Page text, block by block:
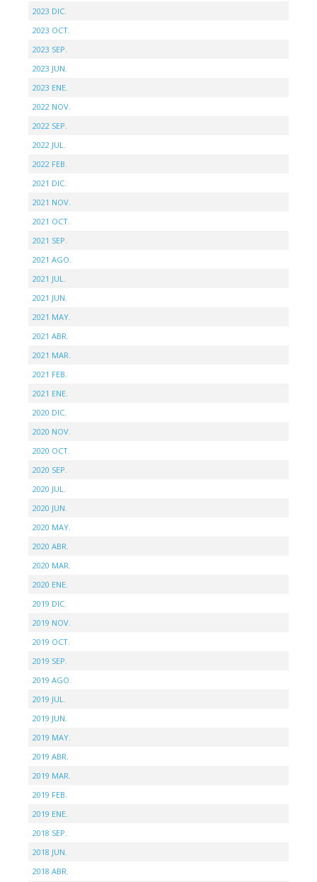
2023 DIC.
2023 OCT.
2023 SEP.
2023 JUN.
2023 ENE.
2022 NOV.
2022 SEP.
2022 JUL.
2022 FEB.
2021 DIC.
2021 NOV.
2021 OCT.
2021 SEP.
2021 AGO.
2021 JUL.
2021 JUN.
2021 MAY.
2021 ABR.
2021 MAR.
2021 FEB.
2021 ENE.
2020 DIC.
2020 NOV.
2020 OCT.
2020 SEP.
2020 JUL.
2020 JUN.
2020 MAY.
2020 ABR.
2020 MAR.
2020 ENE.
2019 DIC.
2019 NOV.
2019 OCT.
2019 SEP.
2019 AGO.
2019 JUL.
2019 JUN.
2019 MAY.
2019 ABR.
2019 MAR.
2019 FEB.
2019 ENE.
2018 SEP.
2018 JUN.
2018 ABR.